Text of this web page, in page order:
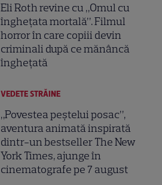
Eli Roth revine cu „Omul cu
înghețata mortală”. Filmul
horror în care copiii devin
criminali după ce mănâncă
înghețată
VEDETE STRĂINE
„Povestea peștelui posac”,
aventura animată inspirată
dintr-un bestseller The New
York Times, ajunge în
cinematografe pe 7 august